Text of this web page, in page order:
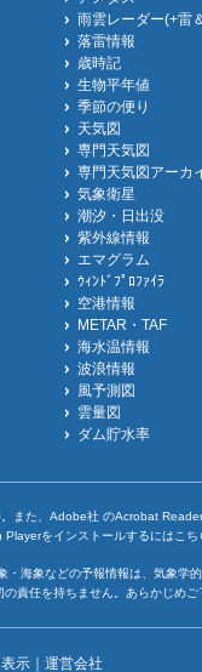
雨雲レーダー(+雷
落雷情報
歳時記
生物平年値
季節の便り
天気図
専門天気図
専門天気図アーカ
気象衛星
潮汐・日出没
紫外線情報
エマグラム
ｳｨﾝﾄﾞﾌﾟﾛﾌｧｲﾗ
空港情報
METAR・TAF
海水温情報
波浪情報
風予測図
雲量図
ダム貯水率
また、Adobe社 のAcrobat
Playerをインストールするには こち
海象などの予報情報は、気象
責任を持ちません。あらかじめ
示 ｜ 運営会社